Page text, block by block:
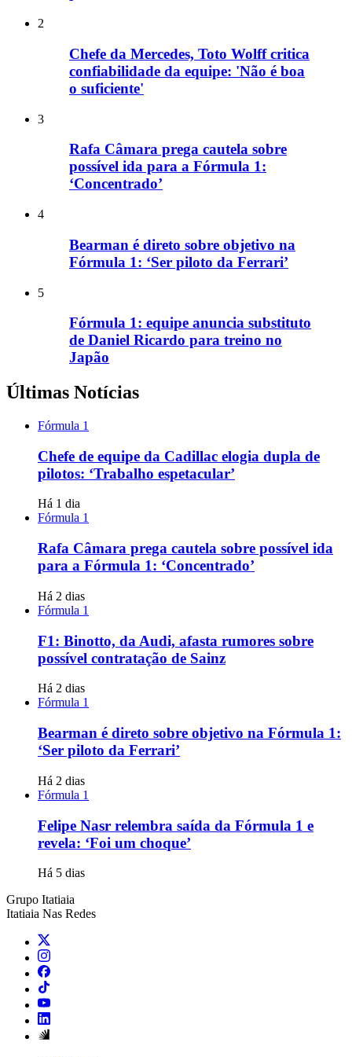
2
Chefe da Mercedes, Toto Wolff critica
confiabilidade da equipe: 'Não é boa
o suficiente'
3
Rafa Câmara prega cautela sobre
possível ida para a Fórmula 1:
‘Concentrado’
4
Bearman é direto sobre objetivo na
Fórmula 1: ‘Ser piloto da Ferrari’
5
Fórmula 1: equipe anuncia substituto
de Daniel Ricardo para treino no
Japão
Últimas Notícias
Fórmula 1
Chefe de equipe da Cadillac elogia dupla de
pilotos: ‘Trabalho espetacular’
Há 1 dia
Fórmula 1
Rafa Câmara prega cautela sobre possível ida
para a Fórmula 1: ‘Concentrado’
Há 2 dias
Fórmula 1
F1: Binotto, da Audi, afasta rumores sobre
possível contratação de Sainz
Há 2 dias
Fórmula 1
Bearman é direto sobre objetivo na Fórmula 1:
‘Ser piloto da Ferrari’
Há 2 dias
Fórmula 1
Felipe Nasr relembra saída da Fórmula 1 e
revela: ‘Foi um choque’
Há 5 dias
Grupo Itatiaia
Itatiaia Nas Redes